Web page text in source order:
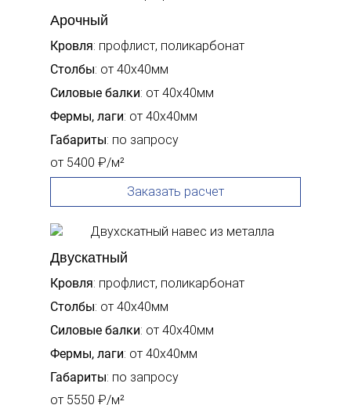
Арочный
Кровля: профлист, поликарбонат
Столбы: от 40х40мм
Силовые балки: от 40х40мм
Фермы, лаги: от 40х40мм
Габариты: по запросу
от 5400 ₽/м²
Заказать расчет
Двускатный
Кровля: профлист, поликарбонат
Столбы: от 40х40мм
Силовые балки: от 40х40мм
Фермы, лаги: от 40х40мм
Габариты: по запросу
от 5550 ₽/м²